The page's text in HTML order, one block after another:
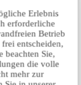
Erlebnis
erforderliche
Betrieb
entscheiden,
beachten Sie,
die volle
mehr zur